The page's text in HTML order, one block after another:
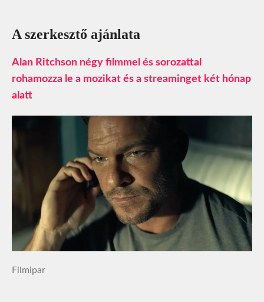
A szerkesztő ajánlata
Alan Ritchson négy filmmel és sorozattal
rohamozza le a mozikat és a streaminget két hónap
alatt
Filmipar